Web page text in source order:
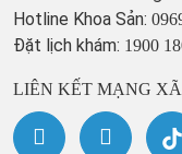
Hotline Khoa Sản:
Đặt lịch khám: 1900
LIÊN KẾT MẠNG